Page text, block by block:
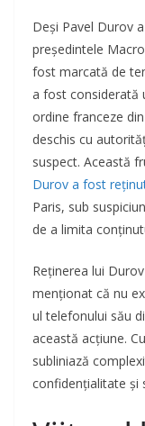
Deși Pavel Durov
președintele
fost marcată de
a fost considerată
ordine franceze
deschis cu
suspect. Această
Durov a fost
Paris, sub
de a limita
Reținerea lui
menționat că nu
ul telefonului său
această acțiune.
subliniază
confidențialitate și